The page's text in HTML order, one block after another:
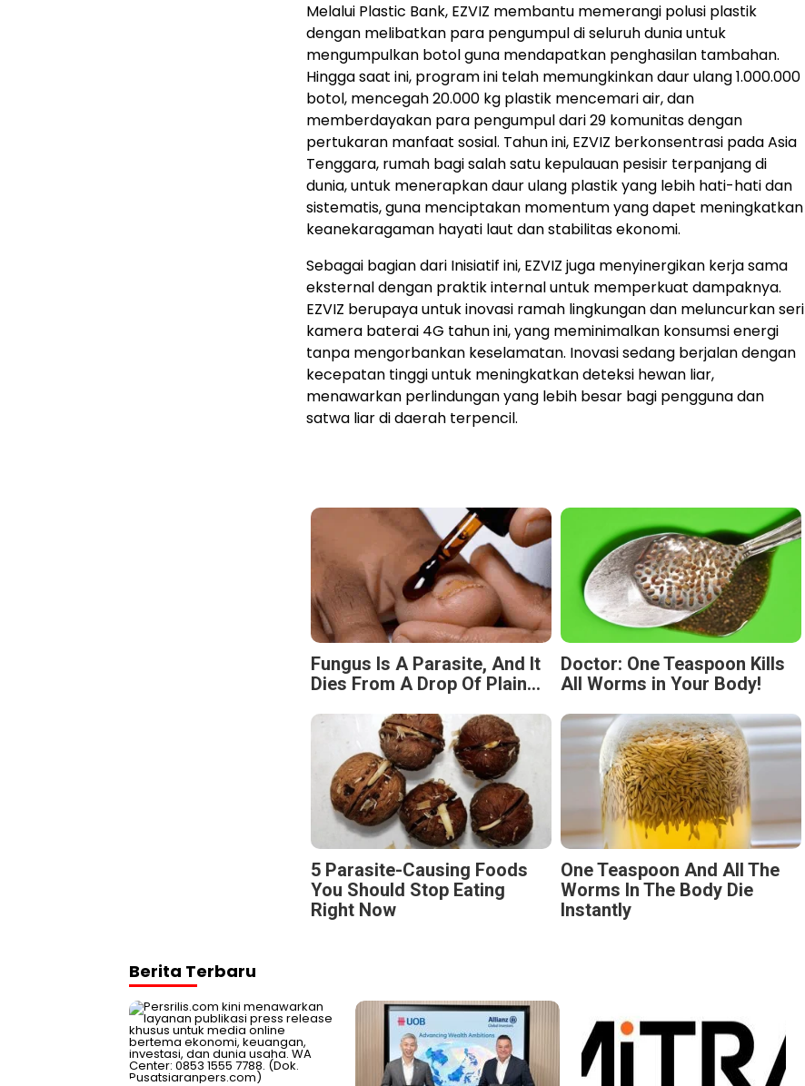
Melalui Plastic Bank, EZVIZ membantu memerangi polusi plastik
dengan melibatkan para pengumpul di seluruh dunia untuk
mengumpulkan botol guna mendapatkan penghasilan tambahan.
Hingga saat ini, program ini telah memungkinkan daur ulang 1.000.000
botol, mencegah 20.000 kg plastik mencemari air, dan
memberdayakan para pengumpul dari 29 komunitas dengan
pertukaran manfaat sosial. Tahun ini, EZVIZ berkonsentrasi pada Asia
Tenggara, rumah bagi salah satu kepulauan pesisir terpanjang di
dunia, untuk menerapkan daur ulang plastik yang lebih hati-hati dan
sistematis, guna menciptakan momentum yang dapet meningkatkan
keanekaragaman hayati laut dan stabilitas ekonomi.
Sebagai bagian dari Inisiatif ini, EZVIZ juga menyinergikan kerja sama
eksternal dengan praktik internal untuk memperkuat dampaknya.
EZVIZ berupaya untuk inovasi ramah lingkungan dan meluncurkan seri
kamera baterai 4G tahun ini, yang meminimalkan konsumsi energi
tanpa mengorbankan keselamatan. Inovasi sedang berjalan dengan
kecepatan tinggi untuk meningkatkan deteksi hewan liar,
menawarkan perlindungan yang lebih besar bagi pengguna dan
satwa liar di daerah terpencil.
Fungus Is A Parasite, And It
Dies From A Drop Of Plain...
Doctor: One Teaspoon Kills
All Worms in Your Body!
5 Parasite-Causing Foods
You Should Stop Eating
Right Now
One Teaspoon And All The
Worms In The Body Die
Instantly
Berita Terbaru